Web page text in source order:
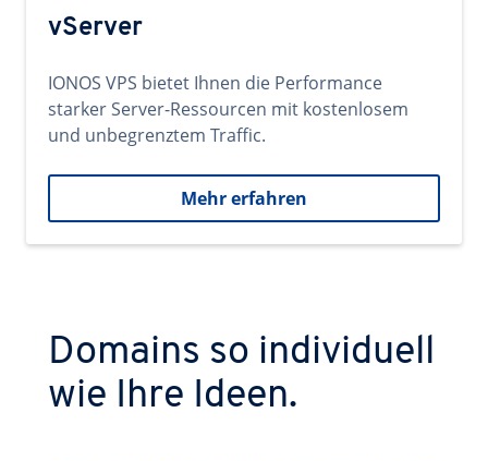
vServer
IONOS VPS bietet Ihnen die Performance
starker Server-Ressourcen mit kostenlosem
und unbegrenztem Traffic.
Mehr erfahren
Domains so individuell
wie Ihre Ideen.